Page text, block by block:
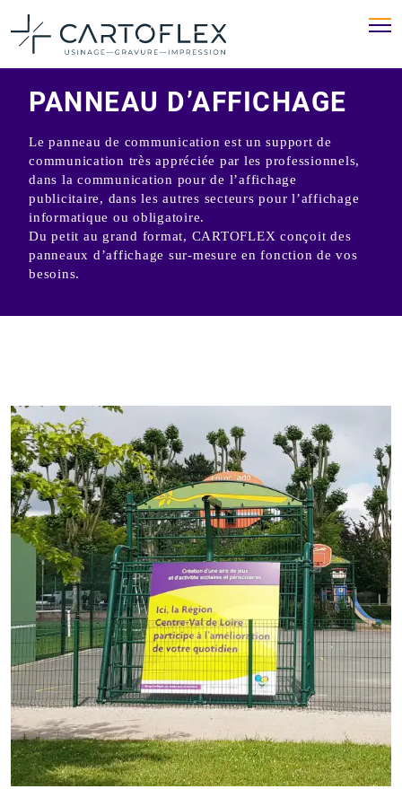
PANNEAU D’AFFICHAGE
Le panneau de communication est un support de
communication très appréciée par les professionnels,
dans la communication pour de l’affichage
publicitaire, dans les autres secteurs pour l’affichage
informatique ou obligatoire.
Du petit au grand format, CARTOFLEX conçoit des
panneaux d’affichage sur-mesure en fonction de vos
besoins.